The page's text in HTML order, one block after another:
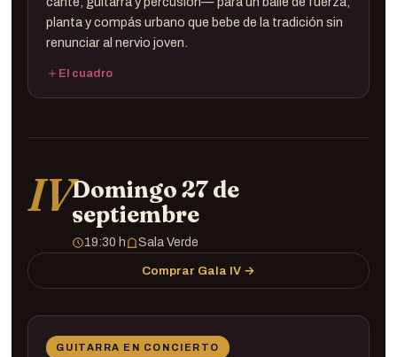
planta y compás urbano que bebe de la tradición sin
renunciar al nervio joven.
El cuadro
Baile · Rober El Moreno
IVDomingo 27 de
septiembre
19:30 h Sala Verde
Comprar Gala IV →
GUITARRA EN CONCIERTO